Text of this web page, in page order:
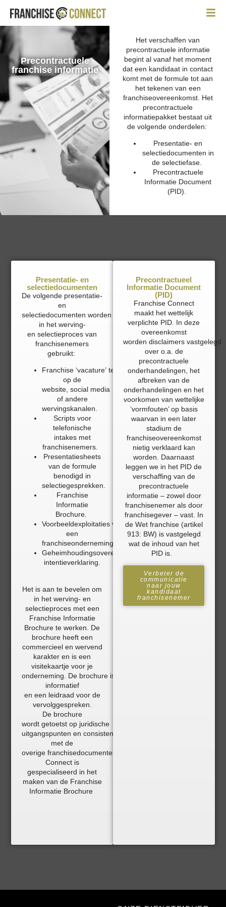
Precontractuele
franchise informatie
Het verschaffen van
precontractuele informatie
begint al vanaf het moment
dat een kandidaat in contact
komt met de formule tot aan
het tekenen van een
franchiseovereenkomst. Het
precontractuele
informatiepakket bestaat uit
de volgende onderdelen:
Presentatie- en
selectiedocumenten in
de selectiefase.
Precontractuele
Informatie Document
(PID).
Presentatie- en
selectiedocumenten
De volgende presentatie-
en
selectiedocumenten worden
in hetwerving-
enselectieproces van
franchisenemers
gebruikt:
Franchise ‘vacature’ teksten
op de
website, social media
of andere
wervingskanalen.
Scripts voor
telefonische
intakes met
franchisenemers.
Presentatiesheets
van de formule
benodigd in
selectiegesprekken.
Franchise
Informatie
Brochure.
Voorbeeldexploitaties van
een
franchiseonderneming.
Geheimhoudingsovereenkomst/
intentieverklaring.
Het is aan te bevelen om
in het werving- en
selectieproces met een
Franchise Informatie
Brochure te werken. De
brochure heeft een
commercieel en wervend
karakter en is een
visitekaartje voor je
onderneming. De brochure is
informatief
en een leidraad voor de
vervolggespreken.
De brochure
wordt getoetst op juridische
uitgangspunten en consistentie
met de
overige franchisedocumenten. Franchise
Connect is
gespecialiseerd in het
maken van de Franchise
Informatie Brochure
Precontractueel
Informatie Document
(PID)
Franchise Connect
maakt het wettelijk
verplichte PID. In deze
overeenkomst
wordendisclaimers vastgelegd
over o.a. de
precontractuele
onderhandelingen, het
afbreken van de
onderhandelingen en het
voorkomen van wettelijke
‘vormfouten’ op basis
waarvan in een later
stadium de
franchiseovereenkomst
nietig verklaard kan
worden. Daarnaast
leggen we in het PID de
verschaffing van de
precontractuele
informatie – zowel door
franchisenemer als door
franchisegever – vast. In
de Wet franchise(artikel
913: BW) is vastgelegd
wat de inhoud van het
PID is.
Verbeter de
communicatie
naar jouw
kandidaat
franchisenemer